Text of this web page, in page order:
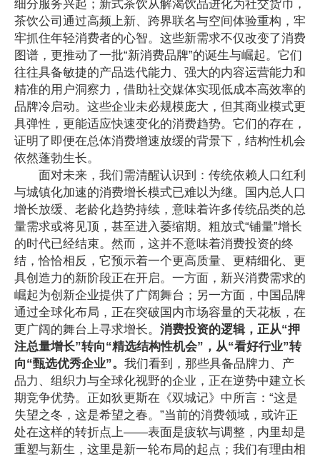
细分服务兴起；新式茶饮从解渴饮品进化为社交货币，
茶饮公司 通过高频上新、跨界联名与空间体验重构，牢
牢抓住年轻消费者的心智。这些新需求不仅改变了消费
图谱，更推动了一批“新消费品牌”的诞生与崛起。它们
往往具备敏捷的产品迭代能力、强大的内容运营能力和
精准的用户洞察力，借助社交媒体实现低成本高效率的
品牌冷启动。这些企业未必规模庞大，但其商业模式更
具弹性，更能适应快速变化的消费趋势。它们的存在，
证明了即便在总体消费增速放缓的背景下，结构性机会
依然蓬勃生长。
面对未来，我们需清醒认识到：传统依赖人口红利
与城镇化加速的消费增长模式已难以为继。国内总人口
增长放缓、老龄化趋势持续 ，意味着许多传统品类的总
量需求或将见顶，甚至进入萎缩期。粗放式“铺量”增长
的时代已经结束。然而，这并不意味着消费投资的终
结，恰恰相反，它预示着一个更高质量、更精细化、更
具创造力的新阶段正在开启。一方面，新兴消费需求的
崛起为创新企业提供了广阔舞台；另一方面，中国品牌
通过全球化布局，正在突破国内市场容量的天花板，在
更广阔的舞台上寻求增长。 消费投资的逻辑，正从“押
注总量增长”转向“精选结构性机会”，从“看好行业”转
向“甄选优秀企业”。 我们看到，那些具备品牌力、产
品力、组织力与全球化视野的企业，正在逆势中建立长
期竞争优势。正如狄更斯在《双城记》中所言：“这是
失望之冬，这是希望之春。”当前的消费领域，或许正
处在这样的转折点上——表面是疲软与调整，内里却是
重塑与新生 ， 这里是新一轮布局的起点；我们有理由相